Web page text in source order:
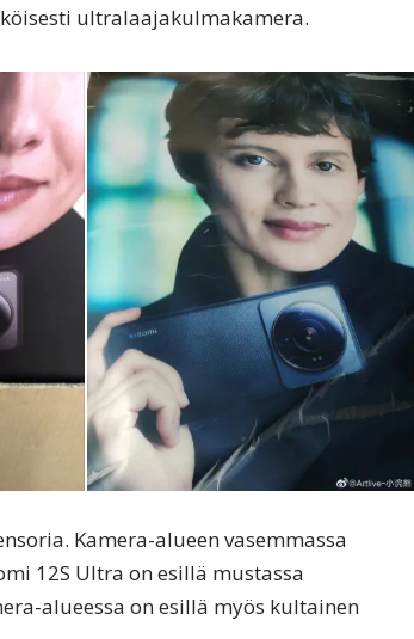
ultralaajakulmakamera.
Kamera-alueen vasemmassa
12S Ultra on esillä mustassa
alueessa on esillä myös kultainen